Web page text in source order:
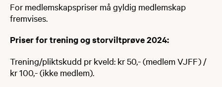
For medlemskapspriser må gyldig medlemskap
fremvises.
Priser for trening og storviltprøve 2024:
Trening/pliktskudd pr kveld: kr 50,- (medlem VJFF) /
kr 100,- (ikke medlem).